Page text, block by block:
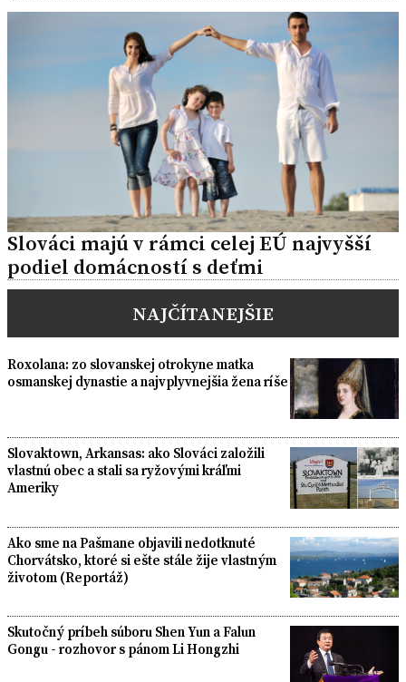
Slováci majú v rámci celej EÚ najvyšší
podiel domácností s deťmi
NAJČÍTANEJŠIE
Roxolana: zo slovanskej otrokyne matka
osmanskej dynastie a najvplyvnejšia žena ríše
Slovaktown, Arkansas: ako Slováci založili
vlastnú obec a stali sa ryžovými kráľmi
Ameriky
Ako sme na Pašmane objavili nedotknuté
Chorvátsko, ktoré si ešte stále žije vlastným
životom (Reportáž)
Skutočný príbeh súboru Shen Yun a Falun
Gongu - rozhovor s pánom Li Hongzhi